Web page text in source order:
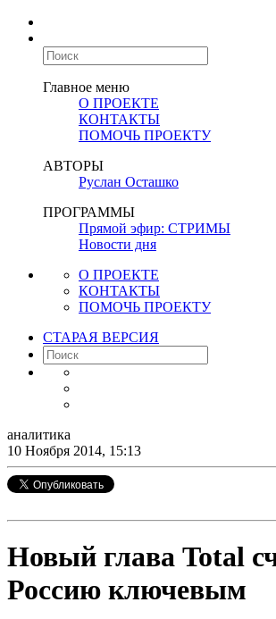
Главное меню
О ПРОЕКТЕ
КОНТАКТЫ
ПОМОЧЬ ПРОЕКТУ
АВТОРЫ
Руслан Осташко
ПРОГРАММЫ
Прямой эфир: СТРИМЫ
Новости дня
О ПРОЕКТЕ
КОНТАКТЫ
ПОМОЧЬ ПРОЕКТУ
СТАРАЯ ВЕРСИЯ
аналитика
10 Ноября 2014, 15:13
Новый глава Total
Россию ключевым